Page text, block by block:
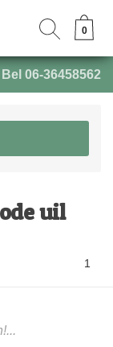
06-36458562
0
0
uil
1